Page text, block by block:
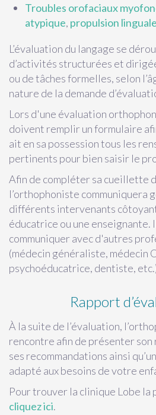
Troubles orofaciaux
atypique, propulsion linguale
L’évaluation du langage se
d’activités structurées et
ou de tâches formelles, selon
nature de la demande
Lors d'une évaluation
doivent remplir un formulaire
ait en sa possession tous les
pertinents pour bien saisir le
Afin de compléter sa cueillette
l’orthophoniste communiquera
différents intervenants côtoyant
éducatrice ou une enseignante.
communiquer avec d'autres
(médecin généraliste, médecin
psychoéducatrice, dentiste,
Rapport
À la suite de l’évaluation,
rencontre afin de présenter son
ses recommandations ainsi
adapté aux besoins de votre
Pour trouver la clinique Lobe la
cliquez ici.